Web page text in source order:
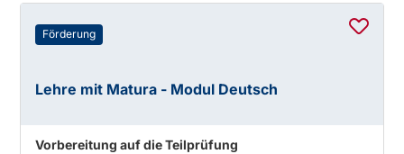
Förderung
Lehre mit Matura - Modul Deutsch
Vorbereitung auf die Teilprüfung